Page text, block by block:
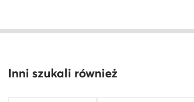
Inni szukali również